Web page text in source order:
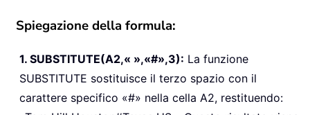
Spiegazione della formula:
1. SUBSTITUTE(A2,« »,«#»,3): La funzione
SUBSTITUTE sostituisce il terzo spazio con il
carattere specifico «#» nella cella A2, restituendo: